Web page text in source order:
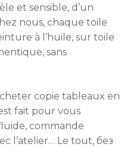
et sensible, d’un
nous, chaque toile
à l’huile, sur toile
sans
copie tableaux en
fait pour vous
commande
l’atelier… Le tout, без